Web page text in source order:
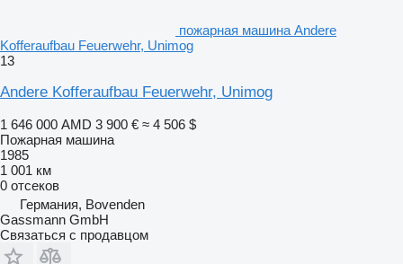
пожарная машина Andere
Kofferaufbau Feuerwehr, Unimog
13
Andere Kofferaufbau Feuerwehr, Unimog
1 646 000 AMD 3 900 € ≈ 4 506 $
Пожарная машина
1985
1 001 км
0 отсеков
Германия, Bovenden
Gassmann GmbH
Связаться с продавцом